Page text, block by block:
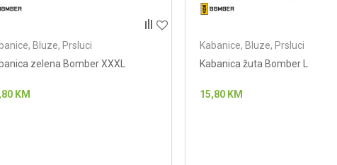
Bluze, Prsluci
zelena Bomber XXXL
KM
Kabanice, Bluze, Prsluci
Kabanica žuta Bomber L
15,80 KM